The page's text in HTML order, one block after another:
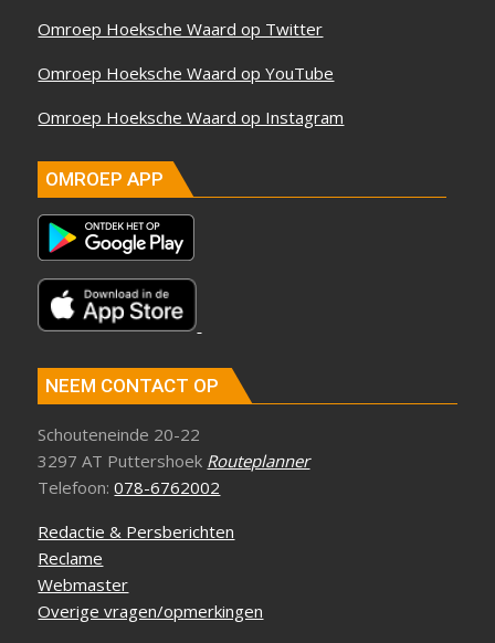
Omroep Hoeksche Waard op Twitter
Omroep Hoeksche Waard op YouTube
Omroep Hoeksche Waard op Instagram
OMROEP APP
NEEM CONTACT OP
Schouteneinde 20-22
3297 AT Puttershoek Routeplanner
Telefoon:078-6762002
Redactie & Persberichten
Reclame
Webmaster
Overige vragen/opmerkingen